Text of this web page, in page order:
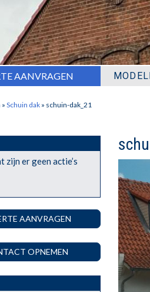
AANVRAGEN
» Schuin dak » schuin-dak_21
zijn er geen actie’s
AANVRAGEN
OPNEMEN